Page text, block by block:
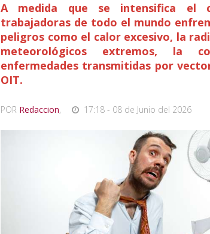
A medida que se intensifica el
trabajadoras de todo el mundo
peligros como el calor excesivo, la
meteorológicos extremos, la
enfermedades transmitidas por
OIT.
POR Redaccion, 17:18 - 08 de Junio del 2026